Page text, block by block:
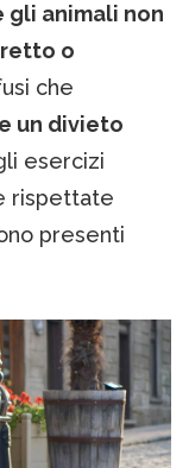
gli animali non
o
che
un divieto
esercizi
rispettate
presenti